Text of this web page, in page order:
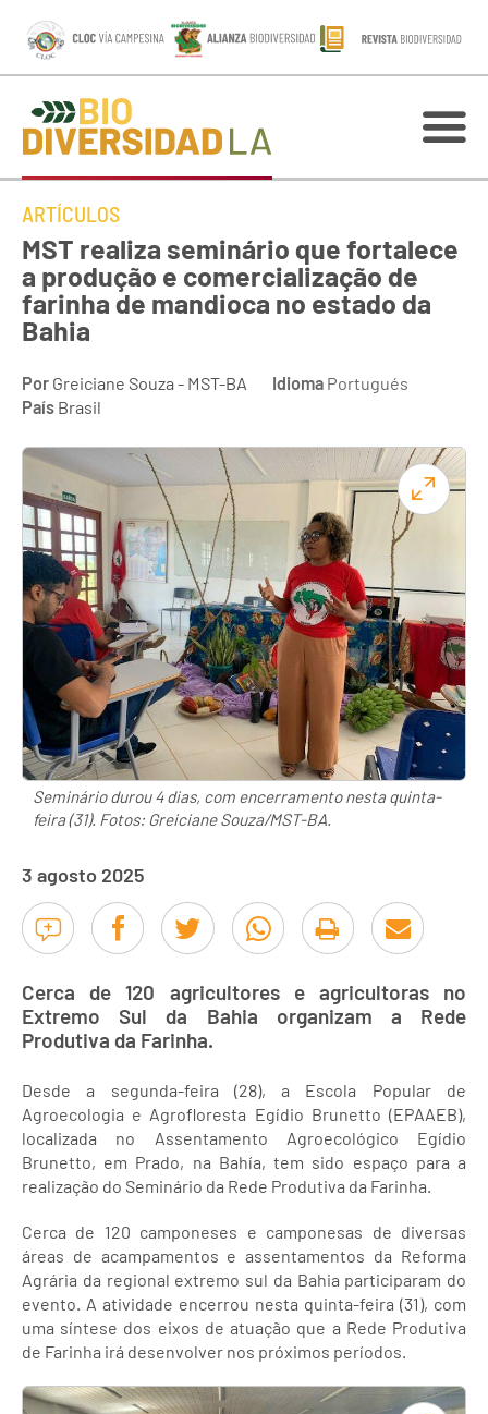
ARTÍCULOS
MST realiza seminário que fortalece
a produção e comercialização de
farinha de mandioca no estado da
Bahia
Por Greiciane Souza - MST-BA Idioma Portugués
País Brasil
Seminário durou 4 dias, com encerramento nesta quinta-
feira (31). Fotos: Greiciane Souza/MST-BA.
3 agosto 2025
Cerca de 120 agricultores e agricultoras no
Extremo Sul da Bahia organizam a Rede
Produtiva da Farinha.
Desde a segunda-feira (28), a Escola Popular de
Agroecologia e Agrofloresta Egídio Brunetto (EPAAEB),
localizada no Assentamento Agroecológico Egídio
Brunetto, em Prado, na Bahía, tem sido espaço para a
realização do Seminário da Rede Produtiva da Farinha.
Cerca de 120 camponeses e camponesas de diversas
áreas de acampamentos e assentamentos da Reforma
Agrária da regional extremo sul da Bahia participaram do
evento. A atividade encerrou nesta quinta-feira (31), com
uma síntese dos eixos de atuação que a Rede Produtiva
de Farinha irá desenvolver nos próximos períodos.